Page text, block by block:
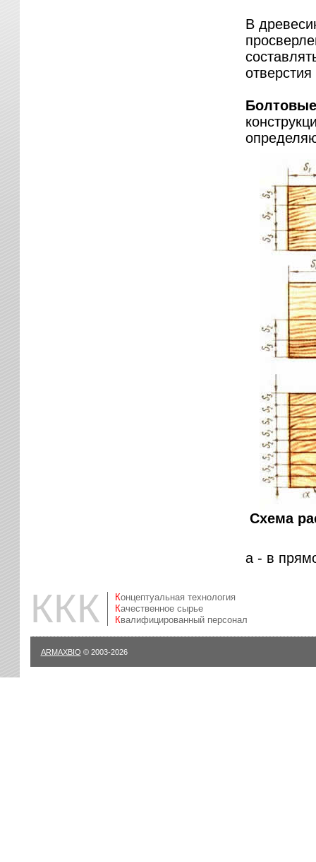
В
Схема
а - в
ККК
Концептуальная технология
Качественное сырье
Квалифицированный персонал
ARMAXBIO © 2003-2026